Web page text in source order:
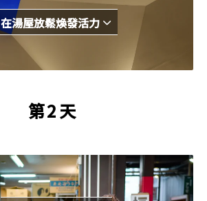
在湯屋放鬆煥發活力
第2天